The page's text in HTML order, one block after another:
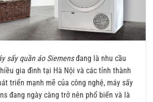
sấy quần áo Siemensđang là nhu cầu
gia đình tại Hà Nội và các tỉnh thành
triển mạnh mẽ của công nghệ, máy sấy
đang ngày càng trở nên phổ biến và là